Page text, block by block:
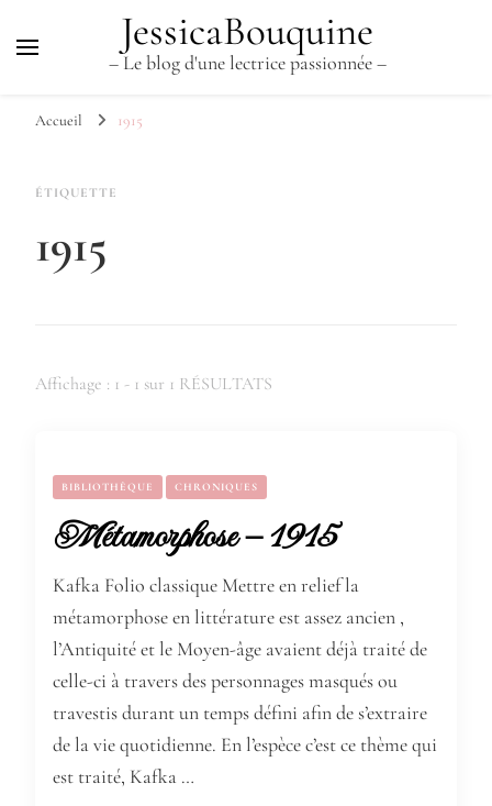
JessicaBouquine
– Le blog d'une lectrice passionnée –
Accueil 1915
ÉTIQUETTE
1915
Affichage : 1 - 1 sur 1 RÉSULTATS
BIBLIOTHÈQUE CHRONIQUES
Métamorphose – 1915
Kafka Folio classique Mettre en relief la
métamorphose en littérature est assez ancien ,
l’Antiquité et le Moyen-âge avaient déjà traité de
celle-ci à travers des personnages masqués ou
travestis durant un temps défini afin de s’extraire
de la vie quotidienne. En l’espèce c’est ce thème qui
est traité, Kafka …